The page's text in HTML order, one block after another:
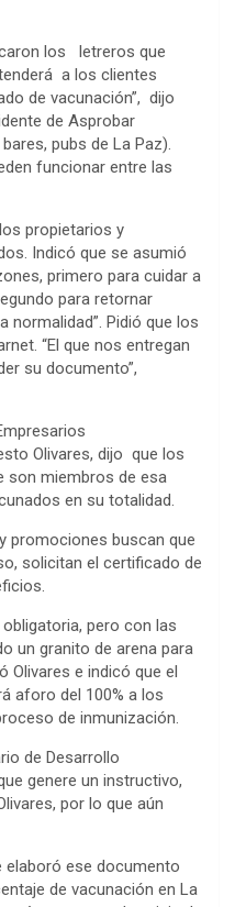
los letreros que
a los clientes
de vacunación”, dijo
de Asprobar
pubs de La Paz).
funcionar entre las
propietarios y
Indicó que se asumió
primero para cuidar a
para retornar
normalidad”. Pidió que los
“El que nos entregan
su documento”,
Olivares, dijo que los
son miembros de esa
en su totalidad.
promociones buscan que
solicitan el certificado de
pero con las
un granito de arena para
Olivares e indicó que el
aforo del 100% a los
de inmunización.
de Desarrollo
genere un instructivo,
por lo que aún
elaboró ese documento
de vacunación en La